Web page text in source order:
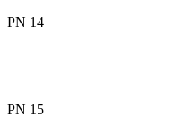
PN 14
PN 15